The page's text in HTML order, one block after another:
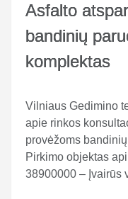
Asfalto
bandinių
komplektas
Vilniaus Gedimino
apie rinkos
provėžoms
Pirkimo objektas
38900000 – Įvairūs